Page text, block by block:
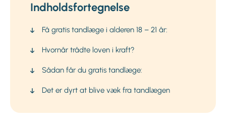
Indholdsfortegnelse
Få gratis tandlæge i alderen 18 – 21 år:
Hvornår trådte loven i kraft?
Sådan får du gratis tandlæge:
Det er dyrt at blive væk fra tandlægen